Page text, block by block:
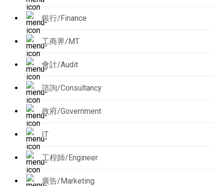
銀行/Finance
工商界/MT
會計/Audit
諮詢/Consultancy
政府/Government
IT
工程師/Engineer
廣告/Marketing